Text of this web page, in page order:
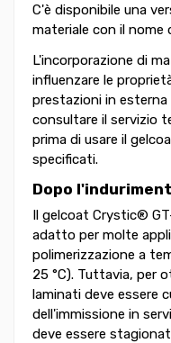
C'è disponibile una
materiale con il nome
L'incorporazione di
influenzare le
prestazioni in esterna
consultare il servizio
prima di usare il
specificati.
Dopo
Il gelcoat Crystic®
adatto per molte
polimerizzazione a
25 °C). Tuttavia, per
laminati deve essere
dell'immissione in
deve essere